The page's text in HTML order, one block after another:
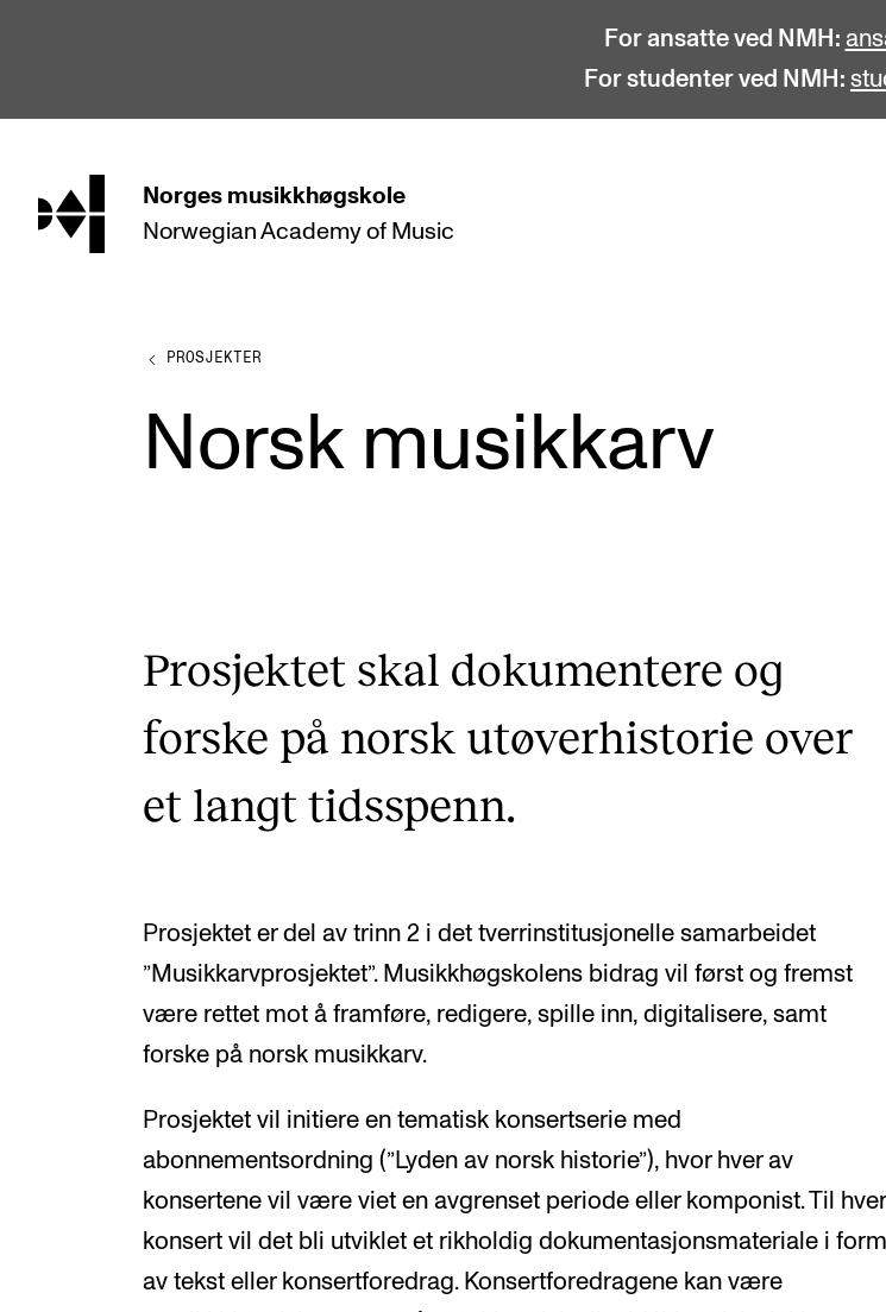
For ansatte ved NMH:
For studenter ved NMH:
hjem Norges musikkhøgskole
Norwegian Academy of Music
STUDIER
Bachelor
Doktorgrad Salane våre
INTERNASJONALT
Internasjonal strategi
IN.TUNE
AKTUELT
PROSJEKTER
Norsk musikkarv
Prosjektet skal dokumentere og
forske på norsk utøverhistorie over
et langt tidsspenn.
Prosjektet er del av trinn 2 i det tverrinstitusjonelle samarbeidet
”Musikkarvprosjektet”. Musikkhøgskolens bidrag vil først og fremst
være rettet mot å framføre, redigere, spille inn, digitalisere, samt
forske på norsk musikkarv.
Prosjektet vil initiere en tematisk konsertserie med
abonnementsordning (”Lyden av norsk historie”), hvor hver av
konsertene vil være viet en avgrenset periode eller komponist. Til hver
konsert vil det bli utviklet et rikholdig dokumentasjonsmateriale i form
av tekst eller konsertforedrag. Konsertforedragene kan være